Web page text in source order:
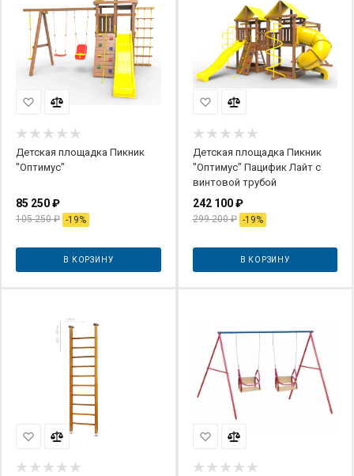
Детская площадка Пикник
"Оптимус"
85 250₽
105 250₽ -19%
В КОРЗИНУ
Детская площадка Пикник
"Оптимус" Пацифик Лайт с
винтовой трубой
242 100₽
299 200₽ -19%
В КОРЗИНУ